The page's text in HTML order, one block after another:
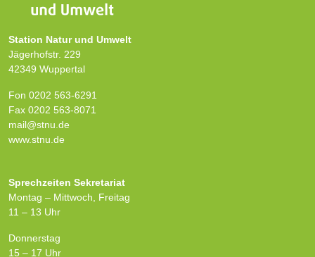
Station Natur und Umwelt
Jägerhofstr. 229
42349 Wuppertal
Fon 0202 563-6291
Fax 0202 563-8071
mail@stnu.de
www.stnu.de
Sprechzeiten Sekretariat
Montag – Mittwoch, Freitag
11 – 13 Uhr
Donnerstag
15 – 17 Uhr